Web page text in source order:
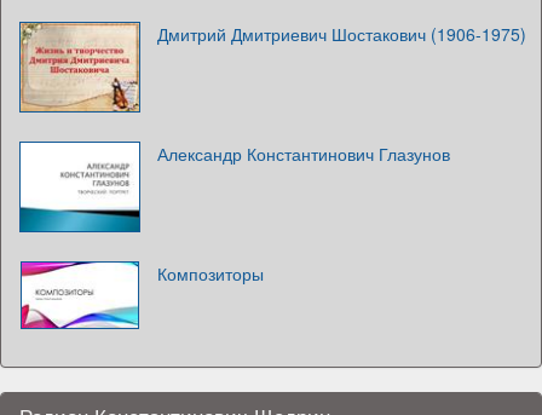
Дмитрий Дмитриевич Шостакович (1906-1975)
Александр Константинович Глазунов
Композиторы